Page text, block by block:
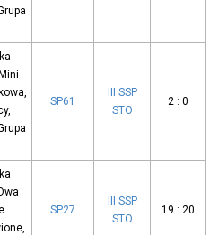
SP61
III SSP
STO
2 : 0
SP27
III SSP
STO
19 : 20